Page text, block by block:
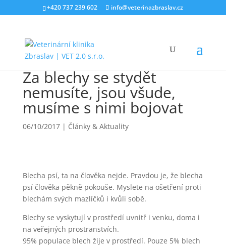
+420 737 239 602 info@veterinazbraslav.cz
Za blechy se stydět
nemusíte, jsou všude,
musíme s nimi bojovat
06/10/2017| Články & Aktuality
Blecha psí, ta na člověka nejde. Pravdou je, že blecha
psí člověka pěkně pokouše. Myslete na ošetření proti
blechám svých mazlíčků i kvůli sobě.
Blechy se vyskytují v prostředí uvnitř i venku, doma i
na veřejných prostranstvích.
95% populace blech žije v prostředí. Pouze 5% blech